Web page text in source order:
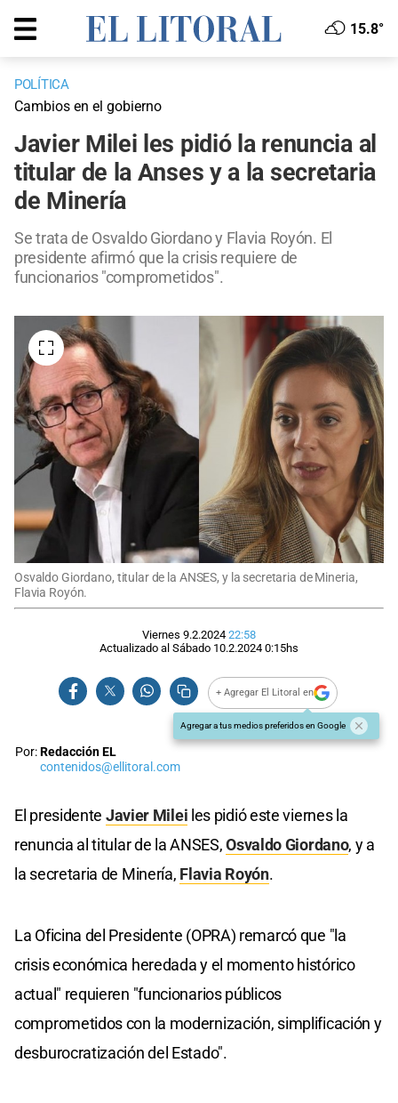
15.8°
POLÍTICA
Cambios en el gobierno
Javier Milei les pidió la renuncia al
titular de la Anses y a la secretaria
de Minería
Se trata de Osvaldo Giordano y Flavia Royón. El
presidente afirmó que la crisis requiere de
funcionarios "comprometidos".
Osvaldo Giordano, titular de la ANSES, y la secretaria de Mineria,
Flavia Royón.
Viernes 9.2.2024 22:58
Actualizado al Sábado 10.2.2024 0:15hs
+ Agregar El Litoral en
Agregar a tus medios preferidos en Google
Por:Redacción EL
contenidos@ellitoral.com
El presidente Javier Milei les pidió este viernes la
renuncia al titular de la ANSES,Osvaldo Giordano, y a
la secretaria de Minería, Flavia Royón.
La Oficina del Presidente (OPRA) remarcó que "la
crisis económica heredada y el momento histórico
actual" requieren "funcionarios públicos
comprometidos con la modernización, simplificación y
desburocratización del Estado".